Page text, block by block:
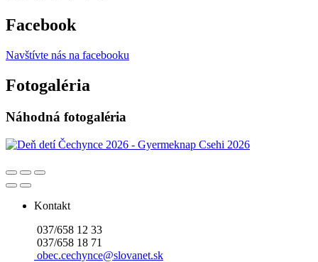
Facebook
Navštívte nás na facebooku
Fotogaléria
Náhodná fotogaléria
Kontakt
037/658 12 33
037/658 18 71
obec.cechynce@slovanet.sk